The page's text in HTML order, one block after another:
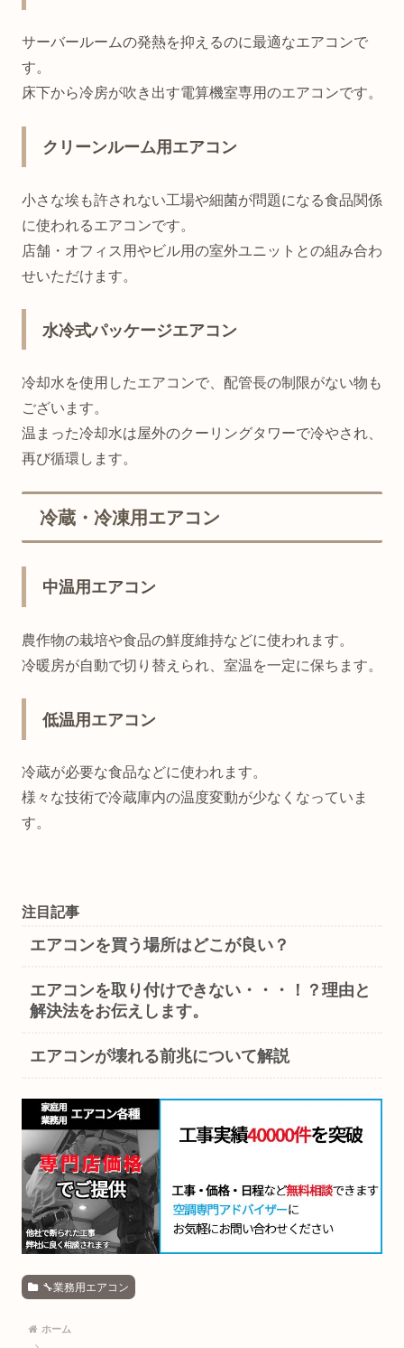
サーバールームの発熱を抑えるのに最適なエアコンで
す。
床下から冷房が吹き出す電算機室専用のエアコンです。
クリーンルーム用エアコン
小さな埃も許されない工場や細菌が問題になる食品関係
に使われるエアコンです。
店舗・オフィス用やビル用の室外ユニットとの組み合わ
せいただけます。
水冷式パッケージエアコン
冷却水を使用したエアコンで、配管長の制限がない物も
ございます。
温まった冷却水は屋外のクーリングタワーで冷やされ、
再び循環します。
冷蔵・冷凍用エアコン
中温用エアコン
農作物の栽培や食品の鮮度維持などに使われます。
冷暖房が自動で切り替えられ、室温を一定に保ちます。
低温用エアコン
冷蔵が必要な食品などに使われます。
様々な技術で冷蔵庫内の温度変動が少なくなっていま
す。
注目記事
エアコンを買う場所はどこが良い？
エアコンを取り付けできない・・・！？理由と
解決法をお伝えします。
エアコンが壊れる前兆について解説
🔧業務用エアコン
ホーム